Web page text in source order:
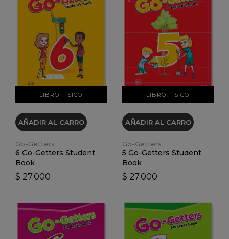
LIBRO FÍSICO
VER DETALLES
AÑADIR AL CARRO
Go-Getters
6 Go-Getters Student
Book
$ 27.000
LIBRO FÍSICO
VER DETALLES
AÑADIR AL CARRO
Go-Getters
5 Go-Getters Student
Book
$ 27.000